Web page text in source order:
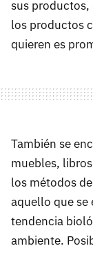
sus productos,
los productos
quieren es
También se
muebles,
los métodos
aquello que se
tendencia
ambiente.